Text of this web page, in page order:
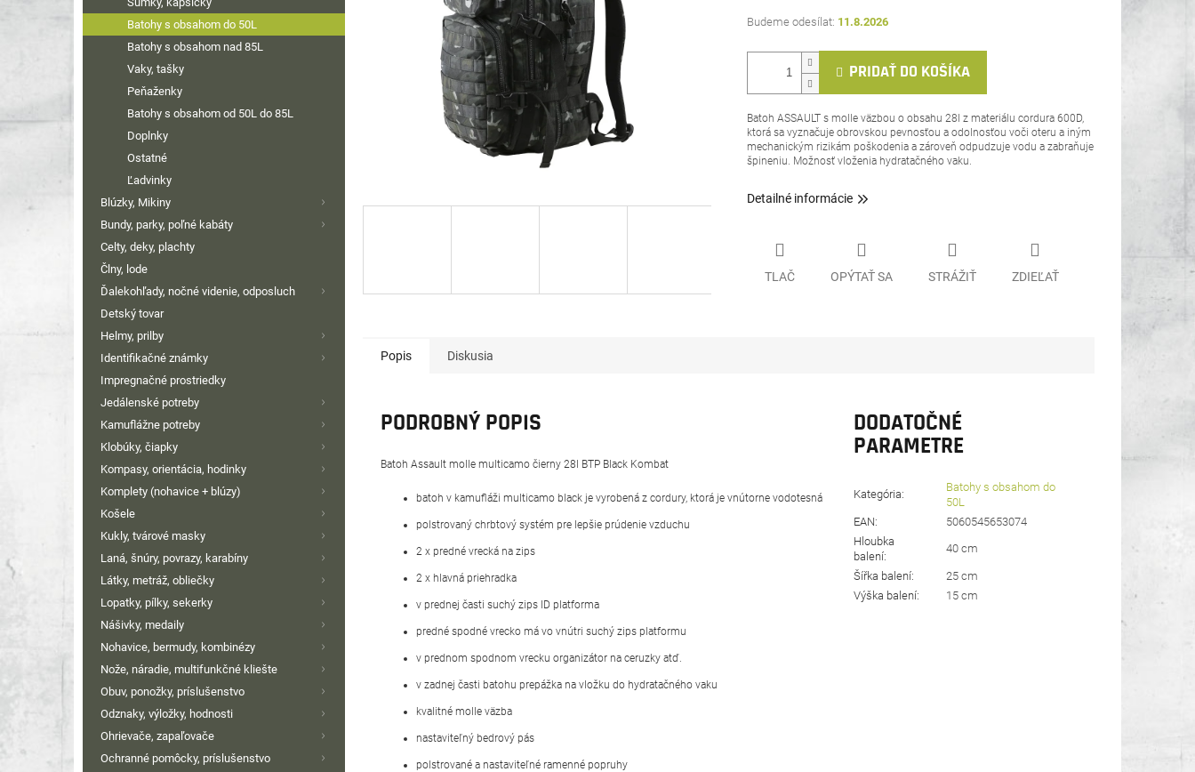
Batohy s obsahom do 50L
Batohy s obsahom nad 85L
Vaky, tašky
Peňaženky
Batohy s obsahom od 50L do 85L
Doplnky
Ostatné
Ľadvinky
Blúzky, Mikiny
Bundy, parky, poľné kabáty
Celty, deky, plachty
Člny, lode
Ďalekohľady, nočné videnie, odposluch
Detský tovar
Helmy, prilby
Identifikačné známky
Impregnačné prostriedky
Jedálenské potreby
Kamuflážne potreby
Klobúky, čiapky
Kompasy, orientácia, hodinky
Komplety (nohavice + blúzy)
Košele
Kukly, tvárové masky
Laná, šnúry, povrazy, karabíny
Látky, metráž, obliečky
Lopatky, pílky, sekerky
Nášivky, medaily
Nohavice, bermudy, kombinézy
Nože, náradie, multifunkčné kliešte
Obuv, ponožky, príslušenstvo
Odznaky, výložky, hodnosti
Ohrievače, zapaľovače
Ochranné pomôcky, príslušenstvo
11.8.2026
PRIDAŤ DO KOŠÍKA
Batoh ASSAULT s molle väzbou o obsahu 28l z materiálu cordura 600D,
ktorá sa vyznačuje obrovskou pevnosťou a odolnosťou voči oteru a iným
mechanickým rizikám poškodenia a zároveň odpudzuje vodu a zabraňuje
špineniu. Možnosť vloženia hydratačného vaku.
Detailné informácie
TLAČ OPÝTAŤ SA STRÁŽIŤ ZDIEĽAŤ
Popis Diskusia
PODROBNÝ POPIS
Batoh Assault molle multicamo čierny 28l BTP Black Kombat
batoh v kamufláži multicamo black je vyrobená z cordury, ktorá je vnútorne vodotesná
polstrovaný chrbtový systém pre lepšie prúdenie vzduchu
2 x predné vrecká na zips
2 x hlavná priehradka
v prednej časti suchý zips ID platforma
predné spodné vrecko má vo vnútri suchý zips platformu
v prednom spodnom vrecku organizátor na ceruzky atď.
v zadnej časti batohu prepážka na vložku do hydratačného vaku
kvalitné molle väzba
nastaviteľný bedrový pás
polstrované a nastaviteľné ramenné popruhy
DODATOČNÉ
PARAMETRE
Kategória:
Batohy s obsahom do
50L
EAN:
5060545653074
Hloubka
balení:
40 cm
Šířka balení:
25 cm
Výška balení: 15 cm